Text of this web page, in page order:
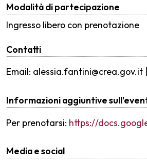
Modalità di partecipazione
Ingresso libero con prenotazione
Contatti
Email:
Informazioni aggiuntive
Per prenotarsi: https://
Media e social